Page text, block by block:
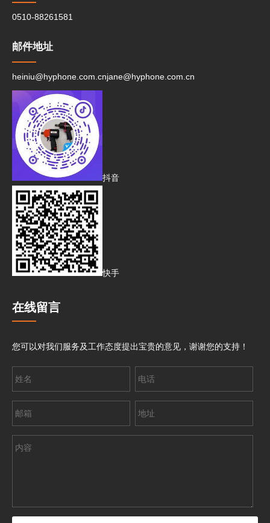
0510-88261581
邮件地址
heiniu@hyphone.com.cnjane@hyphone.com.cn
抖音
快手
在线留言
您可以对我们服务及工作态度提出宝贵的意见，谢谢您的支持！